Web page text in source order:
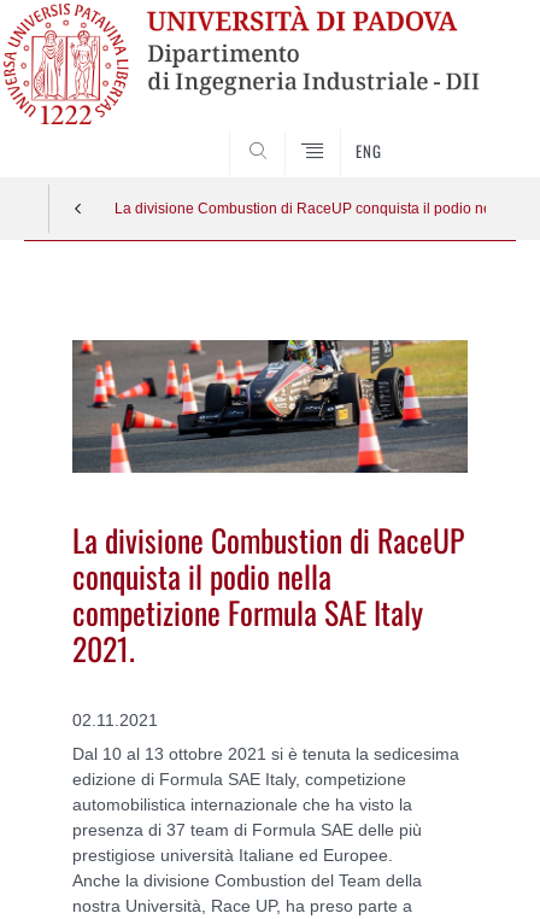
ENG
La divisione Combustion di RaceUP conquista il podio nella
La divisione Combustion di RaceUP
conquista il podio nella
competizione Formula SAE Italy
2021.
02.11.2021
Dal 10 al 13 ottobre 2021 si è tenuta la sedicesima
edizione di Formula SAE Italy, competizione
automobilistica internazionale che ha visto la
presenza di 37 team di Formula SAE delle più
prestigiose università Italiane ed Europee.
Anche la divisione Combustion del Team della
nostra Università, Race UP, ha preso parte a